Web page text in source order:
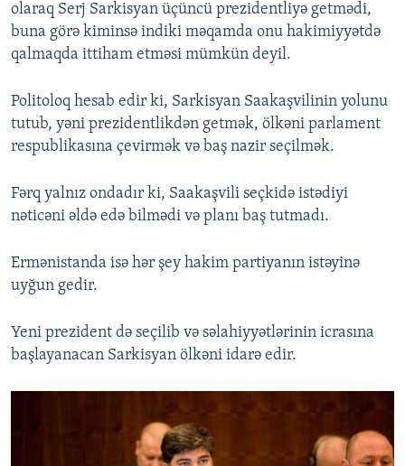
olaraq Serj Sarkisyan üçüncü prezidentliyə getmədi,
buna görə kiminsə indiki məqamda onu hakimiyyətdə
qalmaqda ittiham etməsi mümkün deyil.
Politoloq hesab edir ki, Sarkisyan Saakaşvilinin yolunu
tutub, yəni prezidentlikdən getmək, ölkəni parlament
respublikasına çevirmək və baş nazir seçilmək.
Fərq yalnız ondadır ki, Saakaşvili seçkidə istədiyi
nəticəni əldə edə bilmədi və planı baş tutmadı.
Ermənistanda isə hər şey hakim partiyanın istəyinə
uyğun gedir.
Yeni prezident də seçilib və səlahiyyətlərinin icrasına
başlayanacan Sarkisyan ölkəni idarə edir.